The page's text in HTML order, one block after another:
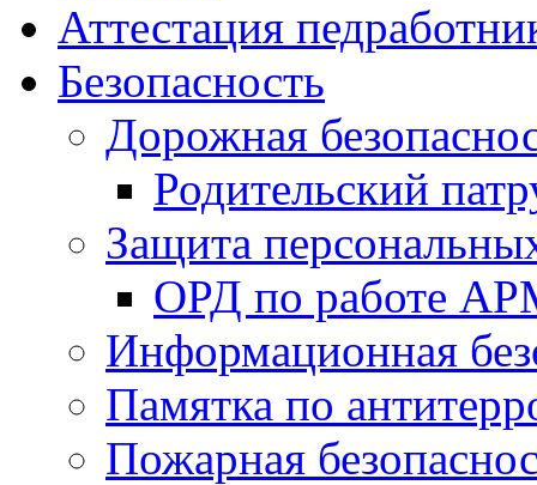
Аттестация
Безопасность
Дорожная
Родительский
Защита
ОРД по работе
Информационная
Памятка по
Пожарная